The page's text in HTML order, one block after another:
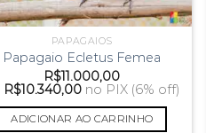
PAPAGAIOS
Papagaio Ecletus Femea
R$11.000,00
R$10.340,00 no PIX (6% off)
ADICIONAR AO CARRINHO